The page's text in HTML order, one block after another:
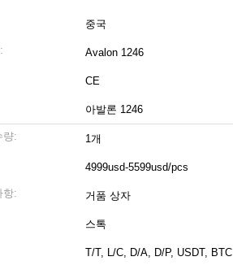
중국
Avalon 1246
CE
아발론 1246
량: 1개
4999usd-5599usd/pcs
항: 거품 상자
스톡
T/T, L/C, D/A, D/P, USDT, BTC